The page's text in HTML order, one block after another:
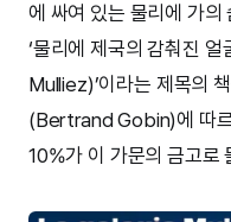
에 싸여 있는 물리에 가의
‘물리에 제국의 감춰진
Mulliez)’이라는 제목의
(Bertrand Gobin)에 따르
10%가 이 가문의 금고로